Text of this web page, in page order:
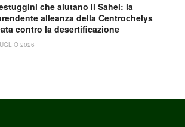
che aiutano il Sahel: la
alleanza della Centrochelys
contro la desertificazione
2026